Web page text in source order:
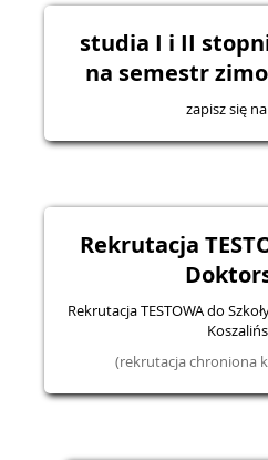
studia I i II
na semestr
zapisz się
Rekrutacja
Rekrutacja TESTOWA do
(rekrutacja chroniona